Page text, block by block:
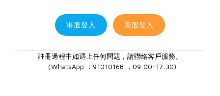
港股登入 美股登入
註冊過程中如遇上任何問題，請聯絡客戶服務。
（WhatsApp ：91010168 ，09:00-17:30)